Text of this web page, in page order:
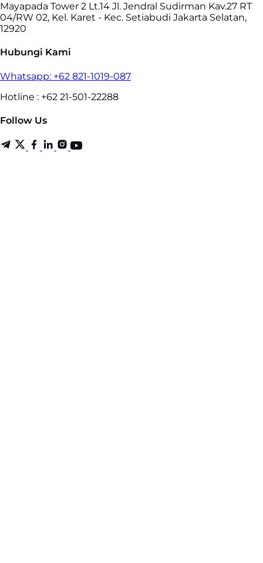
Mayapada Tower 2 Lt.14 Jl. Jendral Sudirman Kav.27 RT
04/RW 02, Kel. Karet - Kec. Setiabudi Jakarta Selatan,
12920
Hubungi Kami
Whatsapp: +62 821-1019-087
Hotline : +62 21-501-22288
Follow Us